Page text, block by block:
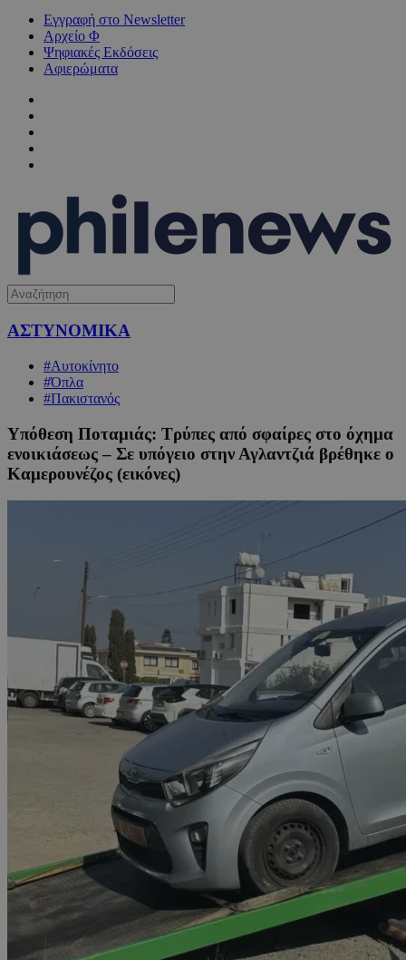
Εγγραφή στο Newsletter
Αρχείο Φ
Ψηφιακές Εκδόσεις
Αφιερώματα
ΑΣΤΥΝΟΜΙΚΑ
#Αυτοκίνητο
#Όπλα
#Πακιστανός
Υπόθεση Ποταμιάς: Τρύπες από σφαίρες στο όχημα
ενοικιάσεως – Σε υπόγειο στην Αγλαντζιά βρέθηκε ο
Καμερουνέζος (εικόνες)